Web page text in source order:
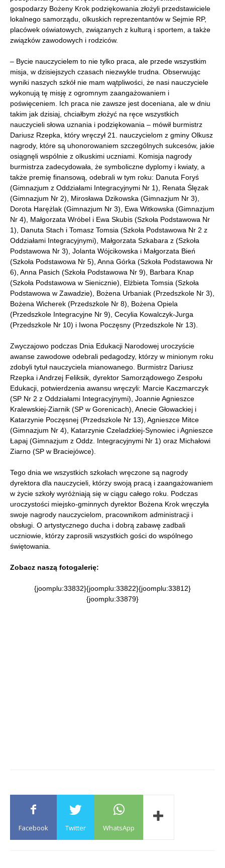
gospodarzy Bożeny Krok podziękowania złożyli przedstawiciele
lokalnego samorządu, olkuskich reprezentantów w Sejmie RP,
placówek oświatowych, związanych z kulturą i sportem, a także
związków zawodowych i rodziców.
– Bycie nauczycielem to nie tylko praca, ale przede wszystkim
misja, w dzisiejszych czasach niezwykle trudna. Obserwując
wyniki naszych szkół nie mam wątpliwości, że nasi nauczyciele
wykonują tę misję z ogromnym zaangażowaniem i
poświęceniem. Ich praca nie zawsze jest doceniana, ale w dniu
takim jak dzisiaj, chciałbym złożyć na ręce wszystkich
nauczycieli słowa uznania i podziękowania – mówił burmistrz
Dariusz Rzepka, który wręczył 21. nauczycielom z gminy Olkusz
nagrody, które są uhonorowaniem szczególnych sukcesów, jakie
osiągnęli wspólnie z olkuskimi uczniami. Komisja nagrody
burmistrza zadecydowała, że symboliczne dyplomy i kwiaty, a
także premię finansową, odebrali w tym roku: Danuta Foryś
(Gimnazjum z Oddziałami Integracyjnymi Nr 1), Renata Ślęzak
(Gimnazjum Nr 2), Mirosława Dzikowska (Gimnazjum Nr 3),
Dorota Harężlak (Gimnazjum Nr 3), Ewa Witkowska (Gimnazjum
Nr 4), Małgorzata Wróbel i Ewa Skubis (Szkoła Podstawowa Nr
1), Danuta Stach i Tomasz Tomsia (Szkoła Podstawowa Nr 2 z
Oddziałami Integracyjnymi), Małgorzata Szkabara z (Szkoła
Podstawowa Nr 3), Jolanta Wójcikowska i Małgorzata Bień
(Szkoła Podstawowa Nr 5), Anna Górka (Szkoła Podstawowa Nr
6), Anna Pasich (Szkoła Podstawowa Nr 9), Barbara Knap
(Szkoła Podstawowa w Sienicznie), Elżbieta Tomsia (Szkoła
Podstawowa w Zawadzie), Bożena Urbaniak (Przedszkole Nr 3),
Bożena Wicherek (Przedszkole Nr 8), Bożena Opiela
(Przedszkole Integracyjne Nr 9), Cecylia Kowalczyk-Jurga
(Przedszkole Nr 10) i Iwona Poczęsny (Przedszkole Nr 13).
Zwyczajowo podczas Dnia Edukacji Narodowej uroczyście
awanse zawodowe odebrali pedagodzy, którzy w minionym roku
zdobyli tytuł nauczyciela mianowanego. Burmistrz Dariusz
Rzepka i Andrzej Feliksik, dyrektor Samorządowego Zespołu
Edukacji, potwierdzenia awansu wręczyli: Marcie Kaczmarczyk
(SP Nr 2 z Oddziałami Integracyjnymi), Joannie Agnieszce
Kralewskiej-Ziarnik (SP w Gorenicach), Anecie Głowackiej i
Katarzynie Poczęsnej (Przedszkole Nr 13), Agnieszce Mitce
(Gimnazjum Nr 4), Katarzynie Czeladzkiej-Synowiec i Agnieszce
Łapaj (Gimnazjum z Oddz. Integracyjnymi Nr 1) oraz Michałowi
Ziarno (SP w Braciejówce).
Tego dnia we wszystkich szkołach wręczone są nagrody
dyrektora dla nauczycieli, którzy swoją pracą i zaangażowaniem
w życie szkoły wyróżniają się w ciągu całego roku. Podczas
uroczystości miejsko-gminnych dyrektor Bożena Krok wręczyła
swoje nagrody nauczycielom, pracownikom administracji i
obsługi. O artystycznego ducha i dobrą zabawę zadbali
uczniowie, którzy zaprosili wszystkich gości do wspólnego
świętowania.
Zobacz naszą fotogalerię:
{joomplu:33832}{joomplu:33822}{joomplu:33812}
{joomplu:33879}
Facebook Twitter WhatsApp